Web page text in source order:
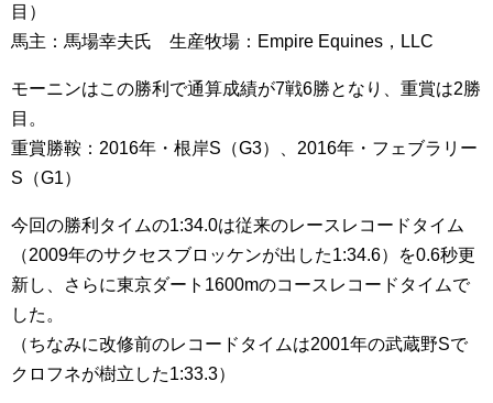
目）
馬主：馬場幸夫氏 生産牧場：Empire Equines，LLC
モーニンはこの勝利で通算成績が7戦6勝となり、重賞は2勝
目。
重賞勝鞍：2016年・根岸S（G3）、2016年・フェブラリー
S（G1）
今回の勝利タイムの1:34.0は従来のレースレコードタイム
（2009年のサクセスブロッケンが出した1:34.6）を0.6秒更
新し、さらに東京ダート1600mのコースレコードタイムで
した。
（ちなみに改修前のレコードタイムは2001年の武蔵野Sで
クロフネが樹立した1:33.3）